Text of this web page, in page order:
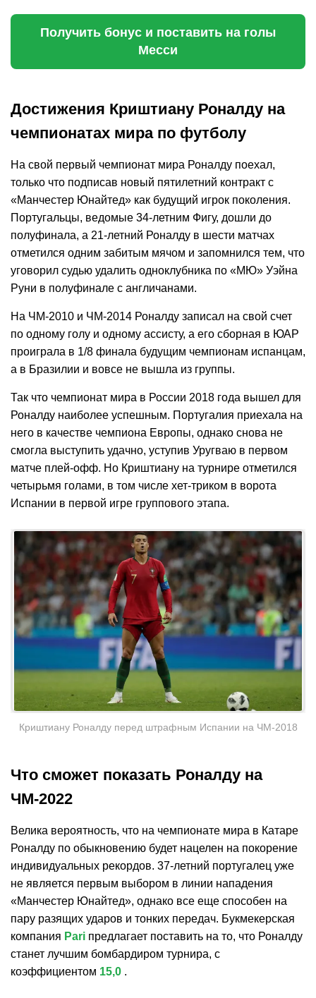
Получить бонус и поставить на голы
Месси
Достижения Криштиану Роналду на
чемпионатах мира по футболу
На свой первый чемпионат мира Роналду поехал,
только что подписав новый пятилетний контракт с
«Манчестер Юнайтед» как будущий игрок поколения.
Португальцы, ведомые 34-летним Фигу, дошли до
полуфинала, а 21-летний Роналду в шести матчах
отметился одним забитым мячом и запомнился тем, что
уговорил судью удалить одноклубника по «МЮ» Уэйна
Руни в полуфинале с англичанами.
На ЧМ-2010 и ЧМ-2014 Роналду записал на свой счет
по одному голу и одному ассисту, а его сборная в ЮАР
проиграла в 1/8 финала будущим чемпионам испанцам,
а в Бразилии и вовсе не вышла из группы.
Так что чемпионат мира в России 2018 года вышел для
Роналду наиболее успешным. Португалия приехала на
него в качестве чемпиона Европы, однако снова не
смогла выступить удачно, уступив Уругваю в первом
матче плей-офф. Но Криштиану на турнире отметился
четырьмя голами, в том числе хет-триком в ворота
Испании в первой игре группового этапа.
Криштиану Роналду перед штрафным Испании на ЧМ-2018
Что сможет показать Роналду на
ЧМ-2022
Велика вероятность, что на чемпионате мира в Катаре
Роналду по обыкновению будет нацелен на покорение
индивидуальных рекордов. 37-летний португалец уже
не является первым выбором в линии нападения
«Манчестер Юнайтед», однако все еще способен на
пару разящих ударов и тонких передач. Букмекерская
компания Pari предлагает поставить на то, что Роналду
станет лучшим бомбардиром турнира, с
коэффициентом 15,0 .